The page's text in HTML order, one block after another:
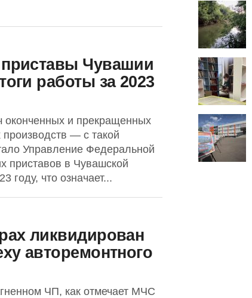
Чувашии
работы за 2023
оконченных и прекращенных
— с такой
Управление Федеральной
приставов в Чувашской
году, что означает...
ликвидирован
авторемонтного
ЧП, как отмечает МЧС